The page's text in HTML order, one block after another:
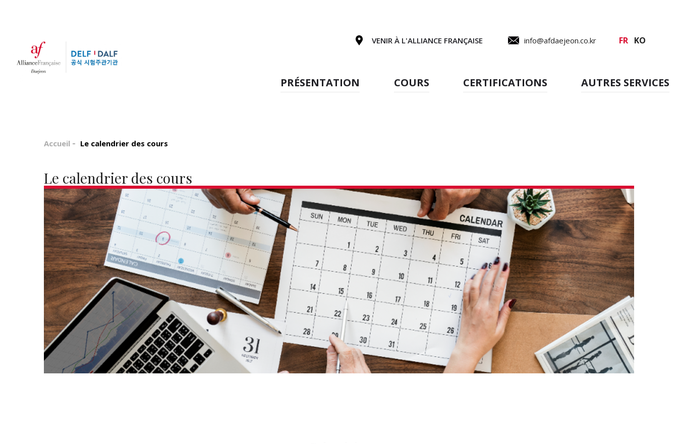
VENIR À L'ALLIANCE FRANÇAISE info@afdaejeon.co.kr FR KO
PRÉSENTATION COURS CERTIFICATIONS AUTRES SERVICES
Accueil Le calendrier des cours
Le calendrier des cours